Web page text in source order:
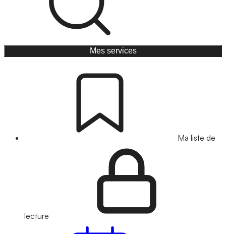
Mes services
Ma liste de
lecture